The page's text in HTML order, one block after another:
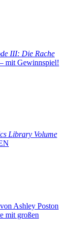
III: Die Rache
mit Gewinnspiel!
Library Volume
von Ashley Poston
mit großen